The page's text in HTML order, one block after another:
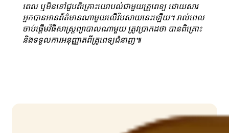
ពេល ឬមិនទៅជួបពិគ្រោះយោបល់ជាមួយគ្រូពេទ្យ ដោយសារ
អ្នកបានអានព័ត៌មានណាមួយលើវិបសាយនេះឡើយ។ រាល់ពេល
ចាប់ផ្ដើមវិធីសាស្ត្រព្យាបាលណាមួយ ត្រូវប្រាកដថា បានពិគ្រោះ
និងទទួលការអនុញ្ញាតពីគ្រូពេទ្យជំនាញ៕